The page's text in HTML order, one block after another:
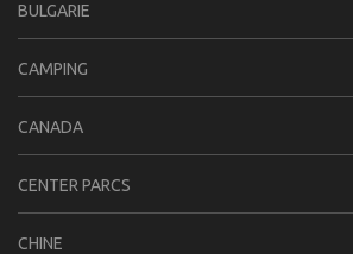
BULGARIE
CAMPING
CANADA
CENTER PARCS
CHINE